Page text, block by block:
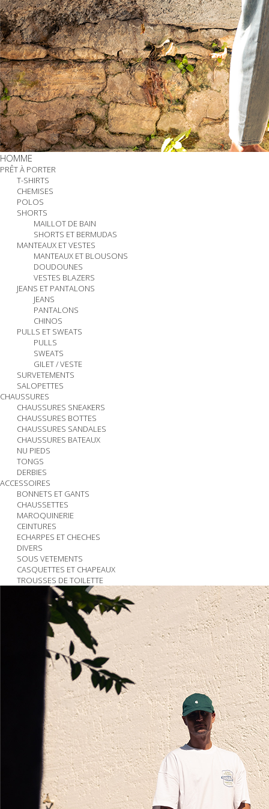
HOMME
PRÊT À PORTER
T-SHIRTS
CHEMISES
POLOS
SHORTS
MAILLOT DE BAIN
SHORTS ET BERMUDAS
MANTEAUX ET VESTES
MANTEAUX ET BLOUSONS
DOUDOUNES
VESTES BLAZERS
JEANS ET PANTALONS
JEANS
PANTALONS
CHINOS
PULLS ET SWEATS
PULLS
SWEATS
GILET / VESTE
SURVETEMENTS
SALOPETTES
CHAUSSURES
CHAUSSURES SNEAKERS
CHAUSSURES BOTTES
CHAUSSURES SANDALES
CHAUSSURES BATEAUX
NU PIEDS
TONGS
DERBIES
ACCESSOIRES
BONNETS ET GANTS
CHAUSSETTES
MAROQUINERIE
CEINTURES
ECHARPES ET CHECHES
DIVERS
SOUS VETEMENTS
CASQUETTES ET CHAPEAUX
TROUSSES DE TOILETTE